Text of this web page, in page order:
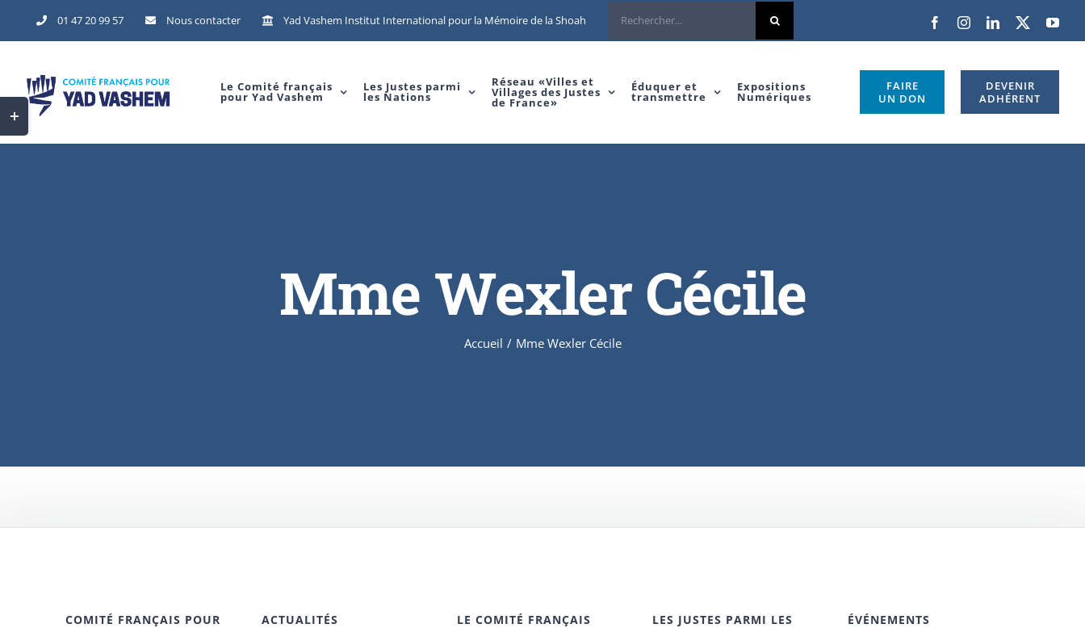
to
01 47 20 99 57 Nous contacter Yad Vashem Institut International pour la Mémoire de la Shoah Rechercher
FacebookInstagramLinkedIn
X
Le Comité français
pour Yad Vashem
Les Justes parmi
les Nations
Réseau «Villes et
Villages des Justes
de France»
Éduquer et
transmettre
Expositions
Numériques
FAIRE
UN DON
DEVENIR
ADHÉRENT
Mme Wexler Cécile
Accueil / Mme Wexler Cécile
COMITÉ FRANÇAIS POUR
ACTUALITÉS
LE COMITÉ FRANÇAIS
LES JUSTES PARMI LES
ÉVÉNEMENTS
Toggle
Sliding